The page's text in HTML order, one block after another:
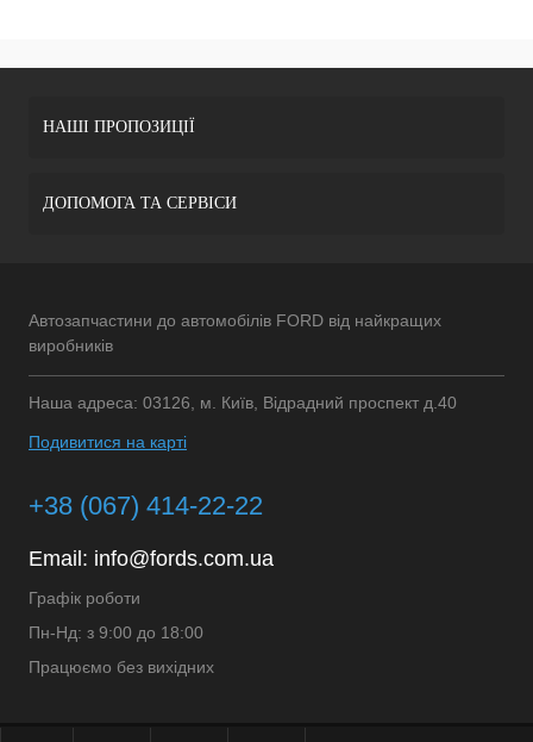
НАШІ ПРОПОЗИЦІЇ
ДОПОМОГА ТА СЕРВІСИ
Автозапчастини до автомобілів FORD від найкращих
виробників
Наша адреса: 03126, м. Київ, Відрадний проспект д.40
Подивитися на карті
+38 (067) 414-22-22
Email: info@fords.com.ua
Графік роботи
Пн-Нд: з 9:00 до 18:00
Працюємо без вихідних